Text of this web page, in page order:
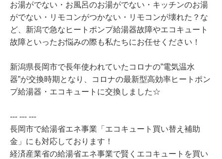
お湯がでない・お風呂のお湯がでない・キッチンのお湯
がでない・リモコンがつかない・リモコンが壊れた？な
ど、新潟で急なヒートポンプ給湯器故障やエコキュート
故障といったお悩みの際も私たちにお任せください！
新潟県長岡市で長年使われていたコロナの”電気温水
器”が交換時期となり、コロナの最新型高効率ヒートポン
プ給湯器・エコキュートに交換しました☆
--- --- ---
長岡市で給湯省エネ事業「エコキュート買い替え補助
金」にも対応しております！
経済産業省の給湯省エネ事業で賢くエコキュートを買い